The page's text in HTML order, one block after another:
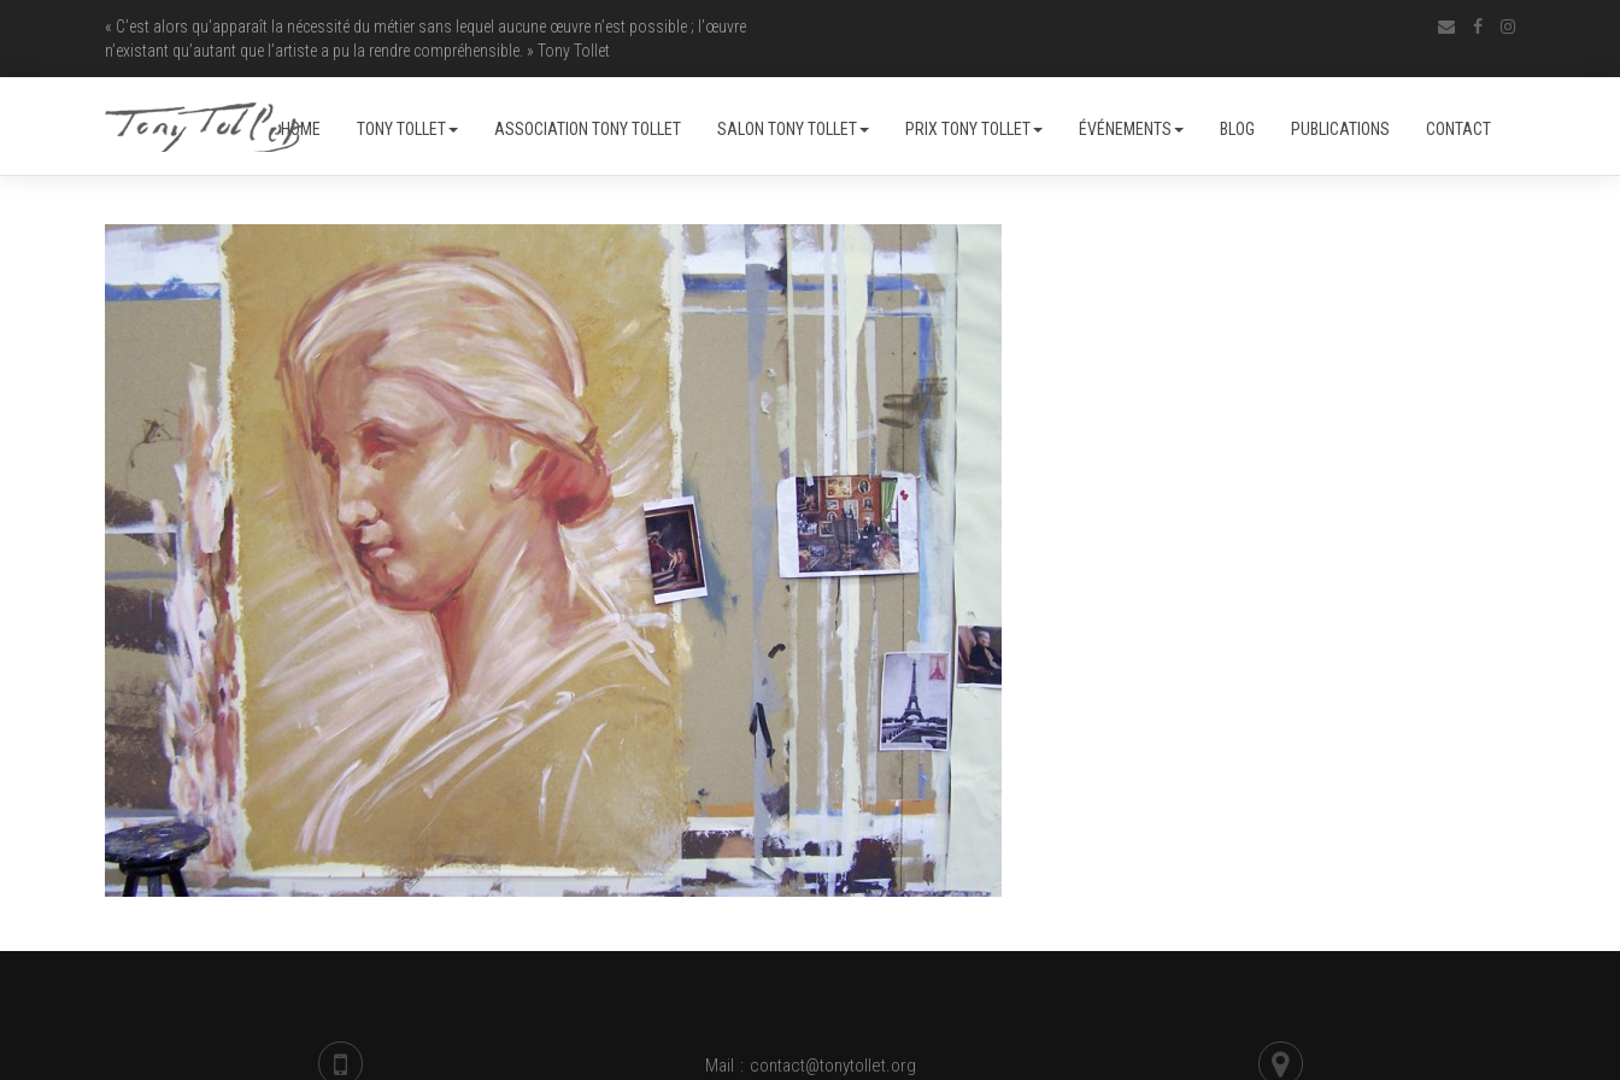
« C’est alors qu’apparaît la nécessité du métier sans lequel aucune œuvre n’est possible ; l’œuvre
n’existant qu’autant que l’artiste a pu la rendre ­compréhensible. » Tony Tollet
HOME TONY TOLLET ASSOCIATION TONY TOLLET SALON TONY TOLLET PRIX TONY TOLLET ÉVÉNEMENTS BLOG PUBLICATIONS CONTACT
Mail : contact@tonytollet.org